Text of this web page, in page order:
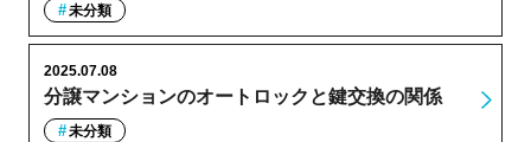
未分類
分譲マンションのオートロックと鍵交換の関係
2025.07.08
未分類